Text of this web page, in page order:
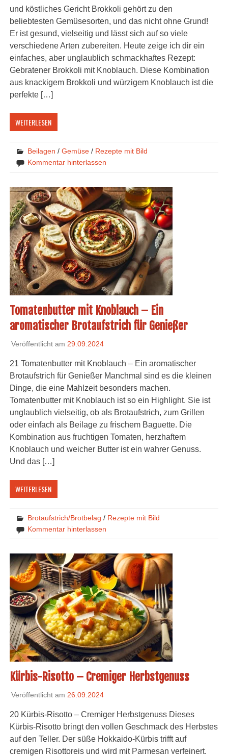
und köstliches Gericht Brokkoli gehört zu den
beliebtesten Gemüsesorten, und das nicht ohne Grund!
Er ist gesund, vielseitig und lässt sich auf so viele
verschiedene Arten zubereiten. Heute zeige ich dir ein
einfaches, aber unglaublich schmackhaftes Rezept:
Gebratener Brokkoli mit Knoblauch. Diese Kombination
aus knackigem Brokkoli und würzigem Knoblauch ist die
perfekte […]
WEITERLESEN
Beilagen /Gemüse / Rezepte mit Bild
Kommentar hinterlassen
Tomatenbutter mit Knoblauch – Ein
aromatischer Brotaufstrich für Genießer
Veröffentlicht am 29.09.2024
21 Tomatenbutter mit Knoblauch – Ein aromatischer
Brotaufstrich für Genießer Manchmal sind es die kleinen
Dinge, die eine Mahlzeit besonders machen.
Tomatenbutter mit Knoblauch ist so ein Highlight. Sie ist
unglaublich vielseitig, ob als Brotaufstrich, zum Grillen
oder einfach als Beilage zu frischem Baguette. Die
Kombination aus fruchtigen Tomaten, herzhaftem
Knoblauch und weicher Butter ist ein wahrer Genuss.
Und das […]
WEITERLESEN
Brotaufstrich/Brotbelag / Rezepte mit Bild
Kommentar hinterlassen
Kürbis-Risotto – Cremiger Herbstgenuss
Veröffentlicht am 26.09.2024
20 Kürbis-Risotto – Cremiger Herbstgenuss Dieses
Kürbis-Risotto bringt den vollen Geschmack des Herbstes
auf den Teller. Der süße Hokkaido-Kürbis trifft auf
cremigen Risottoreis und wird mit Parmesan verfeinert.